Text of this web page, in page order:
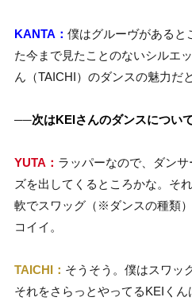
KANTA： 僕はグルーヴがあると
た今まで見たことのないシルエ
ん（TAICHI）のダンスの魅力だ
──次はKEIさんのダンスについて
YUTA： ラッパーなので、ダン
ズを出してくるところかな。そ
軟でスワッグ（※ダンスの種類
コイイ。
TAICHI： そうそう。僕はスワッ
それをさらっとやってるKEIく